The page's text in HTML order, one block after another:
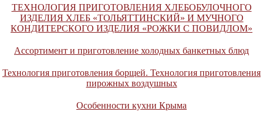
ТЕХНОЛОГИЯ ПРИГОТОВЛЕНИЯ ХЛЕБОБУЛОЧНОГО
ИЗДЕЛИЯ ХЛЕБ «ТОЛЬЯТТИНСКИЙ» И МУЧНОГО
КОНДИТЕРСКОГО ИЗДЕЛИЯ «РОЖКИ С ПОВИДЛОМ»
Ассортимент и приготовление холодных банкетных блюд
Технология приготовления борщей. Технология приготовления
пирожных воздушных
Особенности кухни Крыма